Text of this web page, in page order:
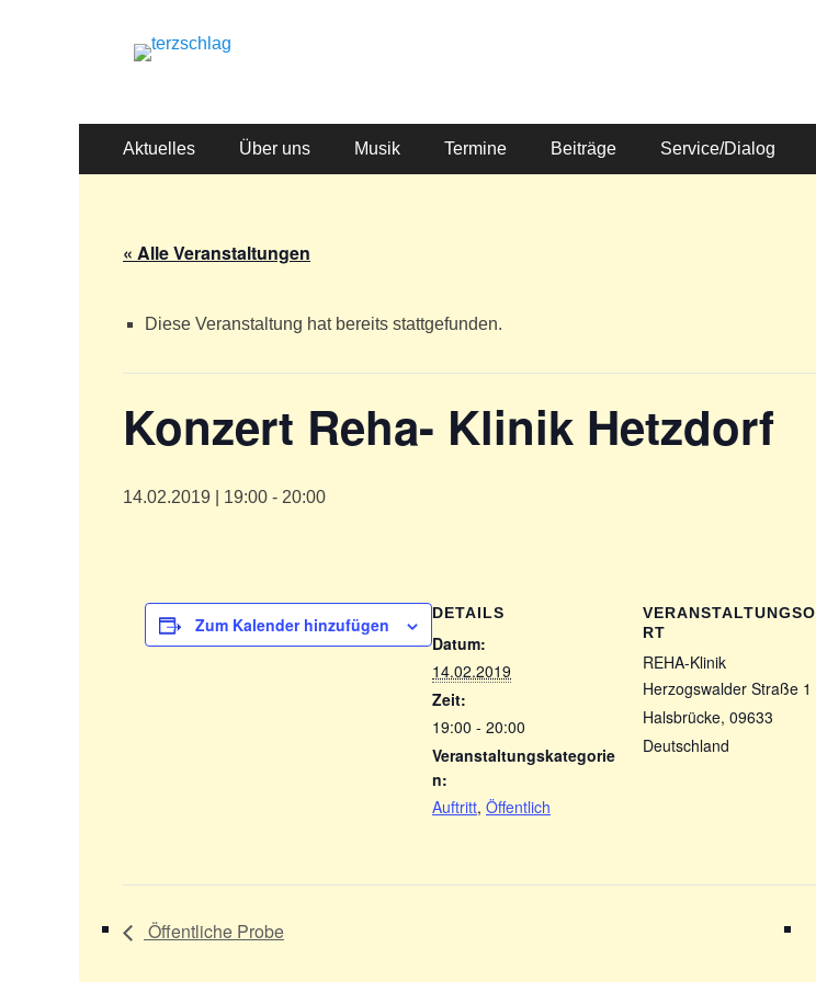
terzschlag
Gemischter Chor Hetzdorf e. V.
Primäres
Menü
Aktuelles Über uns Musik Termine Beiträge Service/Dialog
« Alle Veranstaltungen
Diese Veranstaltung hat bereits stattgefunden.
Konzert Reha- Klinik Hetzdorf
14.02.2019 | 19:00 - 20:00
Zum Kalender hinzufügen
DETAILS
Datum:
14.02.2019
Zeit:
19:00 - 20:00
Veranstaltungskategorie
n:
Auftritt, Öffentlich
VERANSTALTUNGSO
RT
REHA-Klinik
Herzogswalder Straße 1
Halsbrücke, 09633
Deutschland
Öffentliche Probe